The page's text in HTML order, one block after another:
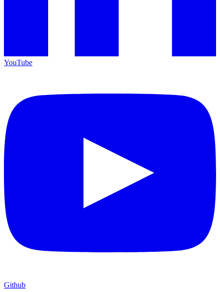
YouTube
Github